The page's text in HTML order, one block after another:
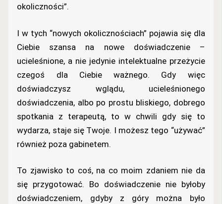
okoliczności”.
I w tych “nowych okolicznościach” pojawia się dla
Ciebie szansa na nowe doświadczenie –
ucieleśnione, a nie jedynie intelektualne przeżycie
czegoś dla Ciebie ważnego. Gdy więc
doświadczysz wglądu, ucieleśnionego
doświadczenia, albo po prostu bliskiego, dobrego
spotkania z terapeutą, to w chwili gdy się to
wydarza, staje się Twoje. I możesz tego “używać”
również poza gabinetem.
To zjawisko to coś, na co moim zdaniem nie da
się przygotować. Bo doświadczenie nie byłoby
doświadczeniem, gdyby z góry można było